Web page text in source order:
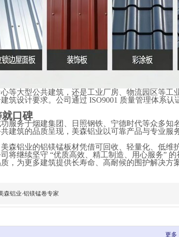
等大型公共建筑，还是工业厂房、物流园区等工
筑设计要求。公司通过 ISO9001 质量管理体系
口碑
服务于烟建集团、日照钢铁、宁德时代等众多知
建筑的品质呈现，美森铝业以可靠产品与专业服
森铝业的铝镁锰板材凭借可回收、轻量化、低维
将继续坚守 “优质高效、精工制造、用心服务”
，为更多建筑提供长寿命、高耐候的围护解决方
森铝业·铝镁锰卷专家
更多